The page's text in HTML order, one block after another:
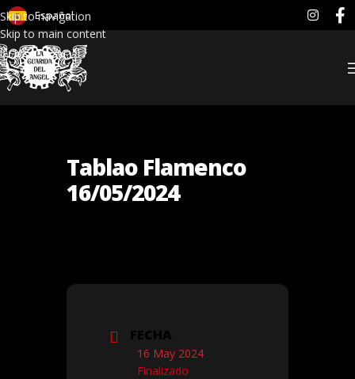
Skip to navigation
Skip to main content
Español
Tablao Flamenco
16/05/2024
FECHA
16 May 2024
Finalizado